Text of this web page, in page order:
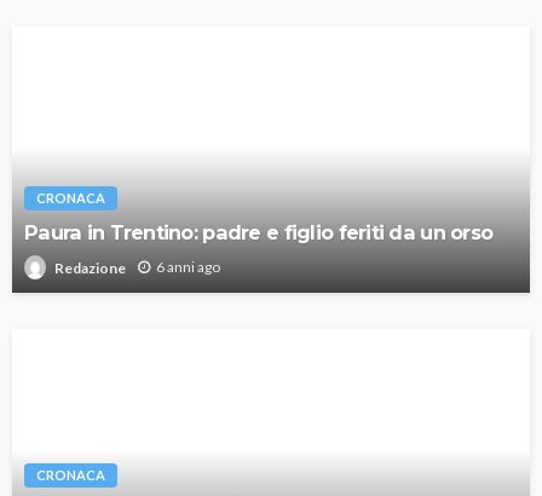
CRONACA
Paura in Trentino: padre e figlio feriti da un orso
Redazione 6 anni ago
CRONACA